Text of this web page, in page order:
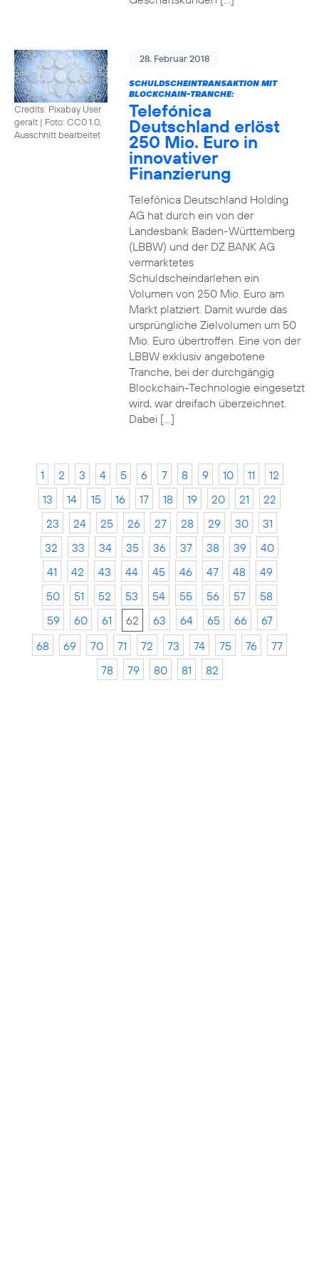
Credits: Pixabay User
geralt | Foto: CC0 1.0,
Ausschnitt bearbeitet
28. Februar 2018
SCHULDSCHEINTRANSAKTION MIT
BLOCKCHAIN-TRANCHE:
Telefónica
Deutschland erlöst
250 Mio. Euro in
innovativer
Finanzierung
Telefónica Deutschland Holding
AG hat durch ein von der
Landesbank Baden-Württemberg
(LBBW) und der DZ BANK AG
vermarktetes
Schuldscheindarlehen ein
Volumen von 250 Mio. Euro am
Markt platziert. Damit wurde das
ursprüngliche Zielvolumen um 50
Mio. Euro übertroffen. Eine von der
LBBW exklusiv angebotene
Tranche, bei der durchgängig
Blockchain-Technologie eingesetzt
wird, war dreifach überzeichnet.
Dabei […]
1 2 3 4 5 6 7 8 9 10 11
12
13
14 15 16 17 18 19 20 21
22
23
24 25 26 27 28 29 30
31
32
33 34 35 36 37 38 39
40
41
42 43 44 45 46 47 48
49
50
51 52 53 54 55 56 57
58
59
60 61 62 63 64 65 66
67
68
69 70 71 72 73 74 75 76
77
78
79 80 81 82